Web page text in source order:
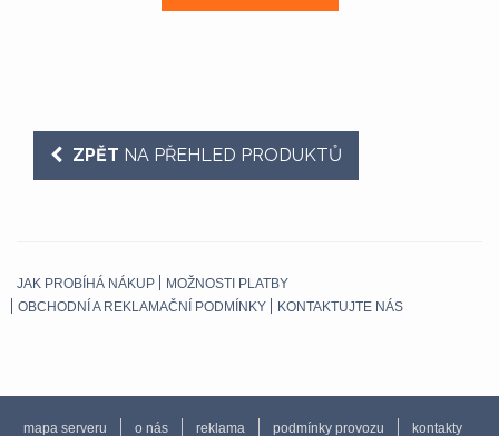
ZPĚT NA PŘEHLED PRODUKTŮ
JAK PROBÍHÁ NÁKUP
MOŽNOSTI PLATBY
OBCHODNÍ A REKLAMAČNÍ PODMÍNKY
KONTAKTUJTE NÁS
mapa serveru o nás reklama podmínky provozu
kontakty